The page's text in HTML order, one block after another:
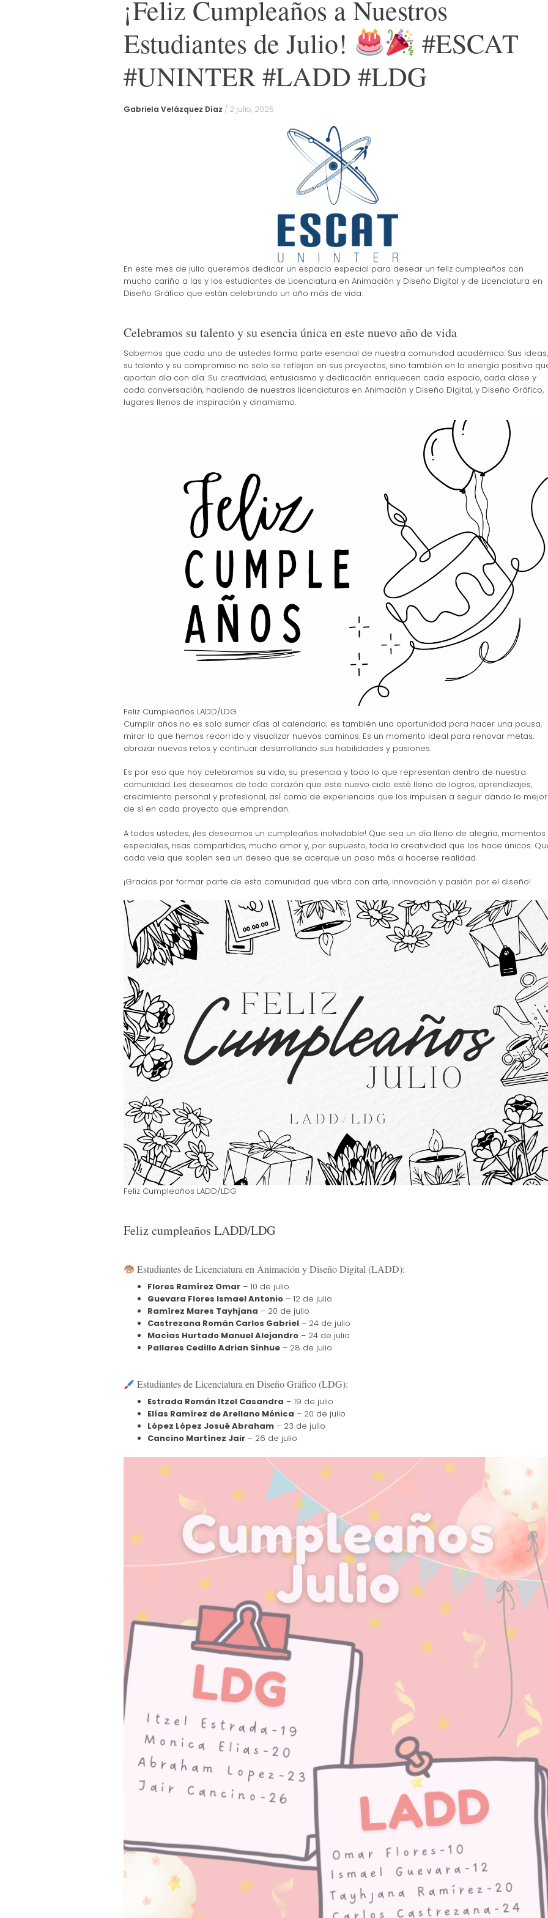
¡Feliz Cumpleaños a Nuestros
Estudiantes de Julio!
#ESCAT
#UNINTER #LADD #LDG
Gabriela Velázquez Díaz / 2 julio, 2025
En este mes de julio queremos dedicar un espacio especial para desear un feliz cumpleaños con
mucho cariño a las y los estudiantes de Licenciatura en Animación y Diseño Digital y de Licenciatura en
Diseño Gráfico que están celebrando un año más de vida.
Celebramos su talento y su esencia única en este nuevo año de vida
Sabemos que cada uno de ustedes forma parte esencial de nuestra comunidad académica. Sus ideas,
su talento y su compromiso no solo se reflejan en sus proyectos, sino también en la energía positiva
aportan día con día. Su creatividad, entusiasmo y dedicación enriquecen cada espacio, cada clase y
cada conversación, haciendo de nuestras licenciaturas en Animación y Diseño Digital, y Diseño Gráfico,
lugares llenos de inspiración y dinamismo.
Feliz Cumpleaños LADD/LDG
Cumplir años no es solo sumar días al calendario; es también una oportunidad para hacer una pausa,
mirar lo que hemos recorrido y visualizar nuevos caminos. Es un momento ideal para renovar metas,
abrazar nuevos retos y continuar desarrollando sus habilidades y pasiones.
Es por eso que hoy celebramos su vida, su presencia y todo lo que representan dentro de nuestra
comunidad. Les deseamos de todo corazón que este nuevo ciclo esté lleno de logros, aprendizajes,
crecimiento personal y profesional, así como de experiencias que los impulsen a seguir dando lo mejor
de sí en cada proyecto que emprendan.
A todos ustedes, ¡les deseamos un cumpleaños inolvidable! Que sea un día lleno de alegría, momentos
especiales, risas compartidas, mucho amor y, por supuesto, toda la creatividad que los hace únicos.
cada vela que soplen sea un deseo que se acerque un paso más a hacerse realidad.
¡Gracias por formar parte de esta comunidad que vibra con arte, innovación y pasión por el diseño!
Feliz Cumpleaños LADD/LDG
Feliz cumpleaños LADD/LDG
Estudiantes de Licenciatura en Animación y Diseño Digital (LADD):
Flores Ramírez Omar – 10 de julio
Guevara Flores Ismael Antonio – 12 de julio
Ramírez Mares Tayhjana – 20 de julio
Castrezana Román Carlos Gabriel – 24 de julio
Macias Hurtado Manuel Alejandro – 24 de julio
Pallares Cedillo Adrian Sinhue – 28 de julio
Estudiantes de Licenciatura en Diseño Gráfico (LDG):
Estrada Román Itzel Casandra – 19 de julio
Elías Ramírez de Arellano Mónica – 20 de julio
López López Josué Abraham – 23 de julio
Cancino Martínez Jair – 26 de julio